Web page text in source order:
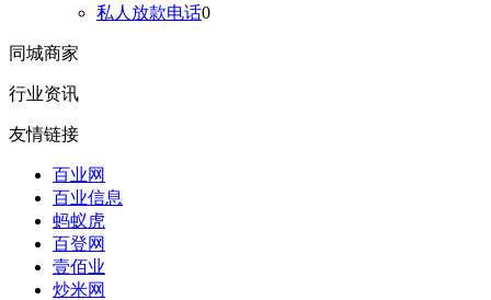
私人放款电话0
同城商家
行业资讯
友情链接
百业网
百业信息
蚂蚁虎
百登网
壹佰业
炒米网